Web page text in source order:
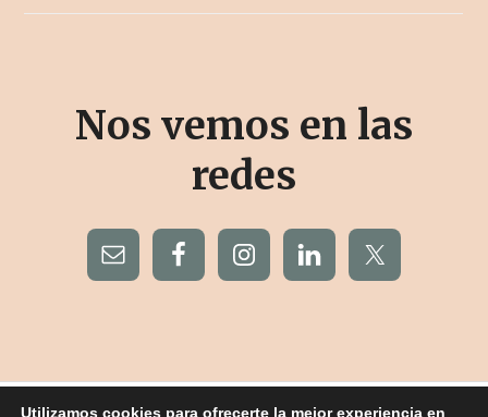
Nos vemos en las
redes
Utilizamos cookies para ofrecerte la mejor experiencia en